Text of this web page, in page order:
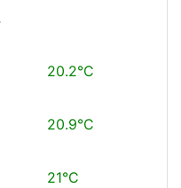
20.2°C
20.9°C
21°C